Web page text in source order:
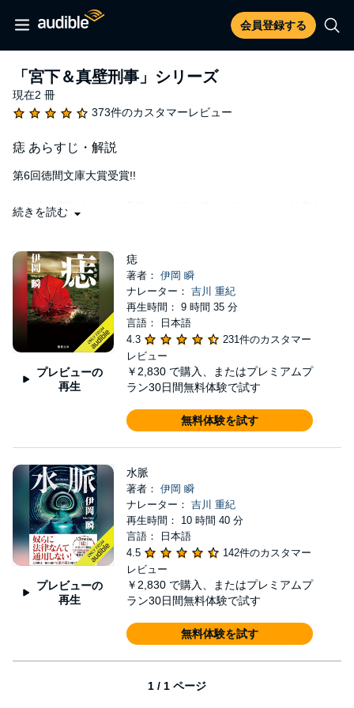
会員登録する
「宮下＆真壁刑事」シリーズ
現在2 冊
373件のカスタマーレビュー
痣 あらすじ・解説
第6回徳間文庫大賞受賞!!
奥多摩分署管内で、全裸美女冷凍殺人事件が発生した。被害者の
何かの予兆? 真壁を引き止めるかのように、次々と起きる残虐な
事件。妻を殺した犯人は死んだはずなのに、なぜ? 俺を挑発する
のか――。過去と現在が交差し、戦慄の真相が明らかになる!
©2018 Shun Ioka Published in Japan by Tokuma Shoten (P)2025
MEDIA DO Co.,Ltd.
続きを読む
プレビューの
再生
痣
著者： 伊岡 瞬
ナレーター： 吉川 重紀
再生時間： 9 時間 35 分
言語： 日本語
4.3
231件のカスタマー
レビュー
￥2,830 で購入、またはプレミアムプ
ラン30日間無料体験で試す
無料体験を試す
プレビューの
再生
水脈
著者： 伊岡 瞬
ナレーター： 吉川 重紀
再生時間： 10 時間 40 分
言語： 日本語
4.5
142件のカスタマー
レビュー
￥2,830 で購入、またはプレミアムプ
ラン30日間無料体験で試す
無料体験を試す
1 / 1 ページ